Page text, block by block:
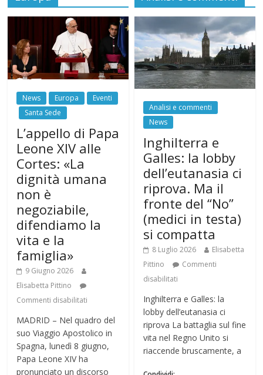
News Europa
Eventi
Santa Sede
L’appello di Papa
Leone XIV alle
Cortes: «La
dignità umana
non è
negoziabile,
difendiamo la
vita e la
famiglia»
9 Giugno 2026
Elisabetta Pittino
Commenti disabilitati
MADRID – Nel quadro del
suo Viaggio Apostolico in
Spagna, lunedì 8 giugno,
Papa Leone XIV ha
pronunciato un discorso
Analisi e commenti
News
Inghilterra e
Galles: la lobby
dell’eutanasia ci
riprova. Ma il
fronte del “No”
(medici in testa)
si compatta
8 Luglio 2026
Elisabetta
Pittino
Commenti
disabilitati
Inghilterra e Galles: la
lobby dell’eutanasia ci
riprova La battaglia sul fine
vita nel Regno Unito si
riaccende bruscamente, a